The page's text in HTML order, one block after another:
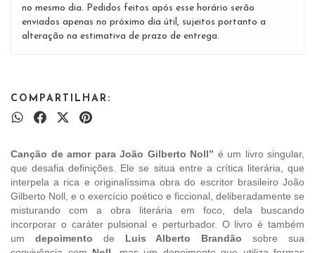
no mesmo dia. Pedidos feitos após esse horário serão
enviados apenas no próximo dia útil, sujeitos portanto a
alteração na estimativa de prazo de entrega.
COMPARTILHAR:
Canção de amor para João Gilberto Noll” é um livro singular,
que desafia definições. Ele se situa entre a crítica literária, que
interpela a rica e originalíssima obra do escritor brasileiro João
Gilberto Noll, e o exercício poético e ficcional, deliberadamente se
misturando com a obra literária em foco, dela buscando
incorporar o caráter pulsional e perturbador. O livro é também
um depoimento de Luis Alberto Brandão sobre sua